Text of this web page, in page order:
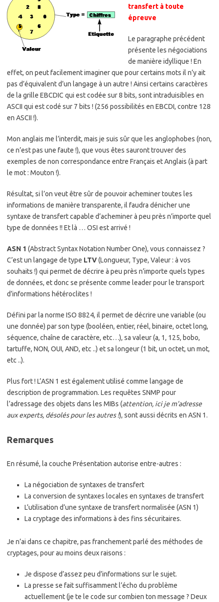
transfert à toute
épreuve
Le paragraphe précédent
présente les négociations
de manière idyllique ! En
effet, on peut facilement imaginer que pour certains mots il n’y ait
pas d’équivalent d’un langage à un autre ! Ainsi certains caractères
de la grille EBCDIC qui est codée sur 8 bits, sont intraduisibles en
ASCII qui est codé sur 7 bits ! (256 possibilités en EBCDI, contre 128
en ASCII !).
Mon anglais me l’interdit, mais je suis sûr que les anglophobes (non,
ce n’est pas une faute !), que vous êtes sauront trouver des
exemples de non correspondance entre Français et Anglais (à part
le mot : Mouton !).
Résultat, si l’on veut être sûr de pouvoir acheminer toutes les
informations de manière transparente, il faudra dénicher une
syntaxe de transfert capable d’acheminer à peu près n’importe quel
type de données !! Et là … OSI est arrivé !
ASN 1 (Abstract Syntax Notation Number One), vous connaissez ?
C’est un langage de type LTV(Longueur, Type, Valeur : à vos
souhaits !) qui permet de décrire à peu près n’importe quels types
de données, et donc se présente comme leader pour le transport
d’informations hétéroclites !
Défini par la norme ISO 8824, il permet de décrire une variable (ou
une donnée) par son type (booléen, entier, réel, binaire, octet long,
séquence, chaîne de caractère, etc…), sa valeur (a, 1, 125, bobo,
tartuffe, NON, OUI, AND, etc ..) et sa longeur (1 bit, un octet, un mot,
etc ..).
Plus fort ! L’ASN 1 est également utilisé comme langage de
description de programmation. Les requêtes SNMP pour
l’adressage des objets dans les MIBs (attention, ici je m’adresse
aux experts, désolés pour les autres !), sont aussi décrits en ASN 1.
Remarques
En résumé, la couche Présentation autorise entre-autres :
La négociation de syntaxes de transfert
La conversion de syntaxes locales en syntaxes de transfert
L’utilisation d’une syntaxe de transfert normalisée (ASN 1)
La cryptage des informations à des fins sécuritaires.
Je n’ai dans ce chapitre, pas franchement parlé des méthodes de
cryptages, pour au moins deux raisons :
Je dispose d’assez peu d’informations sur le sujet.
La presse se fait suffisamment l’écho du problème
actuellement (je te le code sur combien ton message ? Deux